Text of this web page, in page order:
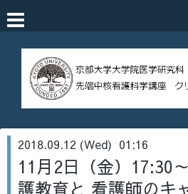
2018.09.12 (Wed) 01:16
11月2日（金）17:30
護教育と 看護師のキ